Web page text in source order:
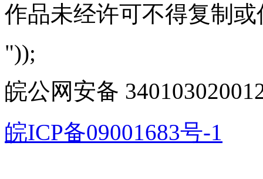
作品未经许可不得复制或
"));
皖公网安备
皖ICP备09001683号-1